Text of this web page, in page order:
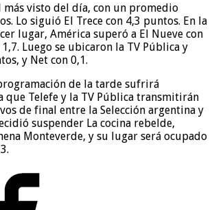
más visto del día, con un promedio
Lo siguió El Trece con 4,3 puntos. En la
lugar, América superó a El Nueve con
Luego se ubicaron la TV Pública y
y Net con 0,1.
de la tarde sufrirá
que Telefe y la TV Pública transmitirán
de final entre la Selección argentina y
suspender La cocina rebelde,
Monteverde, y su lugar será ocupado